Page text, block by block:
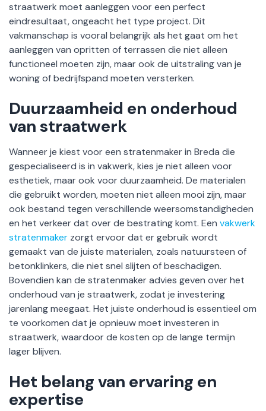
straatwerk moet aanleggen voor een perfect
eindresultaat, ongeacht het type project. Dit
vakmanschap is vooral belangrijk als het gaat om het
aanleggen van opritten of terrassen die niet alleen
functioneel moeten zijn, maar ook de uitstraling van je
woning of bedrijfspand moeten versterken.
Duurzaamheid en onderhoud
van straatwerk
Wanneer je kiest voor een stratenmaker in Breda die
gespecialiseerd is in vakwerk, kies je niet alleen voor
esthetiek, maar ook voor duurzaamheid. De materialen
die gebruikt worden, moeten niet alleen mooi zijn, maar
ook bestand tegen verschillende weersomstandigheden
en het verkeer dat over de bestrating komt. Een vakwerk
stratenmaker zorgt ervoor dat er gebruik wordt
gemaakt van de juiste materialen, zoals natuursteen of
betonklinkers, die niet snel slijten of beschadigen.
Bovendien kan de stratenmaker advies geven over het
onderhoud van je straatwerk, zodat je investering
jarenlang meegaat. Het juiste onderhoud is essentieel om
te voorkomen dat je opnieuw moet investeren in
straatwerk, waardoor de kosten op de lange termijn
lager blijven.
Het belang van ervaring en
expertise